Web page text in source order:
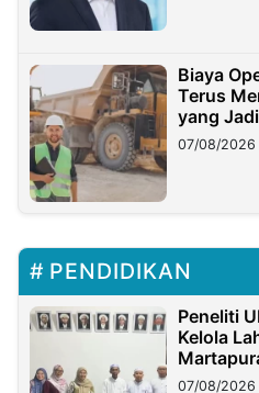
Biaya
Terus
yang
07/08/2026
PENDIDIKAN
Peneliti
Kelola
07/08/2026